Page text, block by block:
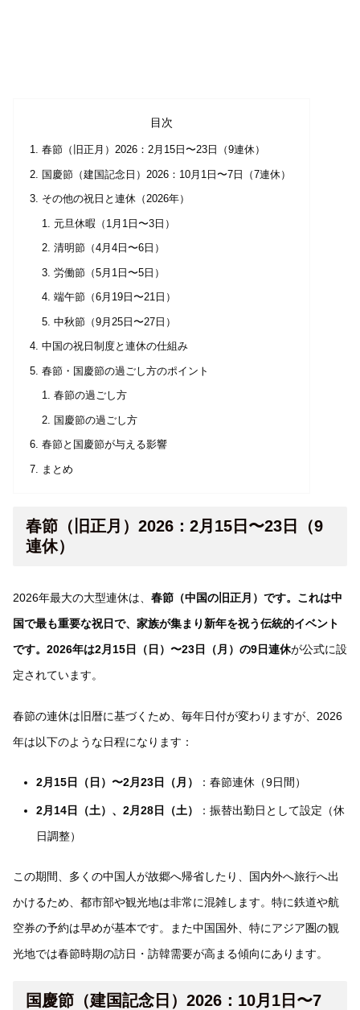
目次
春節（旧正月）2026：2月15日〜23日（9連休）
国慶節（建国記念日）2026：10月1日〜7日（7連休）
その他の祝日と連休（2026年）
元旦休暇（1月1日〜3日）
清明節（4月4日〜6日）
労働節（5月1日〜5日）
端午節（6月19日〜21日）
中秋節（9月25日〜27日）
中国の祝日制度と連休の仕組み
春節・国慶節の過ごし方のポイント
春節の過ごし方
国慶節の過ごし方
春節と国慶節が与える影響
まとめ
春節（旧正月）2026：2月15日〜23日（9
連休）
2026年最大の大型連休は、 春節（中国の旧正月）です。これは中
国で最も重要な祝日で、家族が集まり新年を祝う伝統的イベント
です。2026年は2月15日（日）〜23日（月）の9日連休が公式に設
定されています。
春節の連休は旧暦に基づくため、毎年日付が変わりますが、2026
年は以下のような日程になります：
2月15日（日）〜2月23日（月） ：春節連休（9日間）
2月14日（土）、2月28日（土）
：振替出勤日として設定（休
日調整）
この期間、多くの中国人が故郷へ帰省したり、国内外へ旅行へ出
かけるため、都市部や観光地は非常に混雑します。特に鉄道や航
空券の予約は早めが基本です。また中国国外、特にアジア圏の観
光地では春節時期の訪日・訪韓需要が高まる傾向にあります。
国慶節（建国記念日）2026：10月1日〜7